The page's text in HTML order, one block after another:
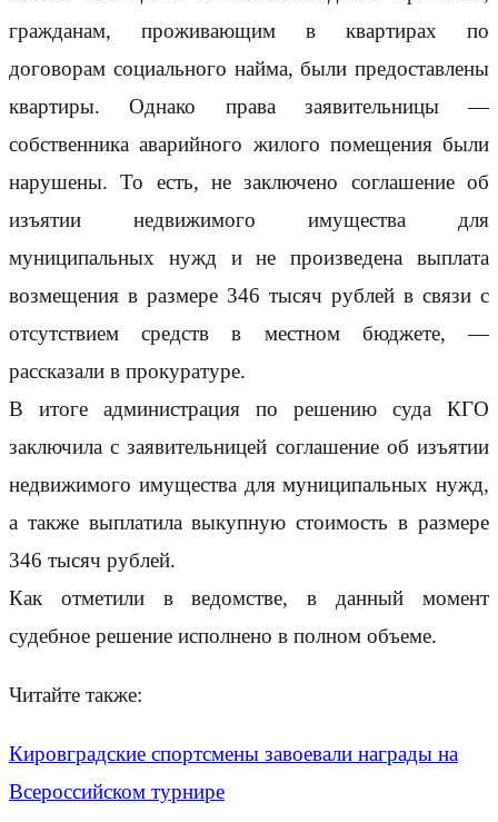
гражданам, проживающим в квартирах по
договорам социального найма, были предоставлены
квартиры. Однако права заявительницы —
собственника аварийного жилого помещения были
нарушены. То есть, не заключено соглашение об
изъятии недвижимого имущества для
муниципальных нужд и не произведена выплата
возмещения в размере 346 тысяч рублей в связи с
отсутствием средств в местном бюджете, —
рассказали в прокуратуре.
В итоге администрация по решению суда КГО
заключила с заявительницей соглашение об изъятии
недвижимого имущества для муниципальных нужд,
а также выплатила выкупную стоимость в размере
346 тысяч рублей.
Как отметили в ведомстве, в данный момент
судебное решение исполнено в полном объеме.
Читайте также:
Кировградские спортсмены завоевали награды на
Всероссийском турнире